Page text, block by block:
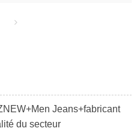
portez-les avec des shorts
transition au printemps et à
Jeans+fabricant
du secteur